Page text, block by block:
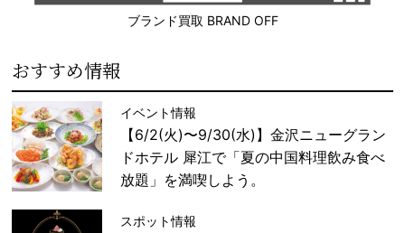
ブランド買取 BRAND OFF
おすすめ情報
イベント情報
【6/2(火)〜9/30(水)】金沢ニューグラン
ドホテル 犀江で「夏の中国料理飲み食べ
放題」を満喫しよう。
スポット情報